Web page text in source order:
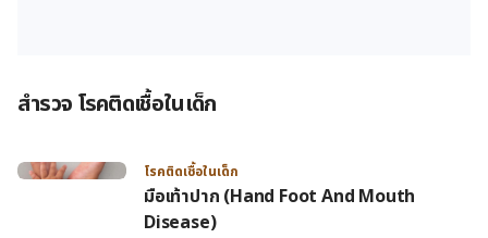
สำรวจ โรคติดเชื้อในเด็ก
โรคติดเชื้อในเด็ก
มือเท้าปาก (Hand Foot And Mouth
Disease)